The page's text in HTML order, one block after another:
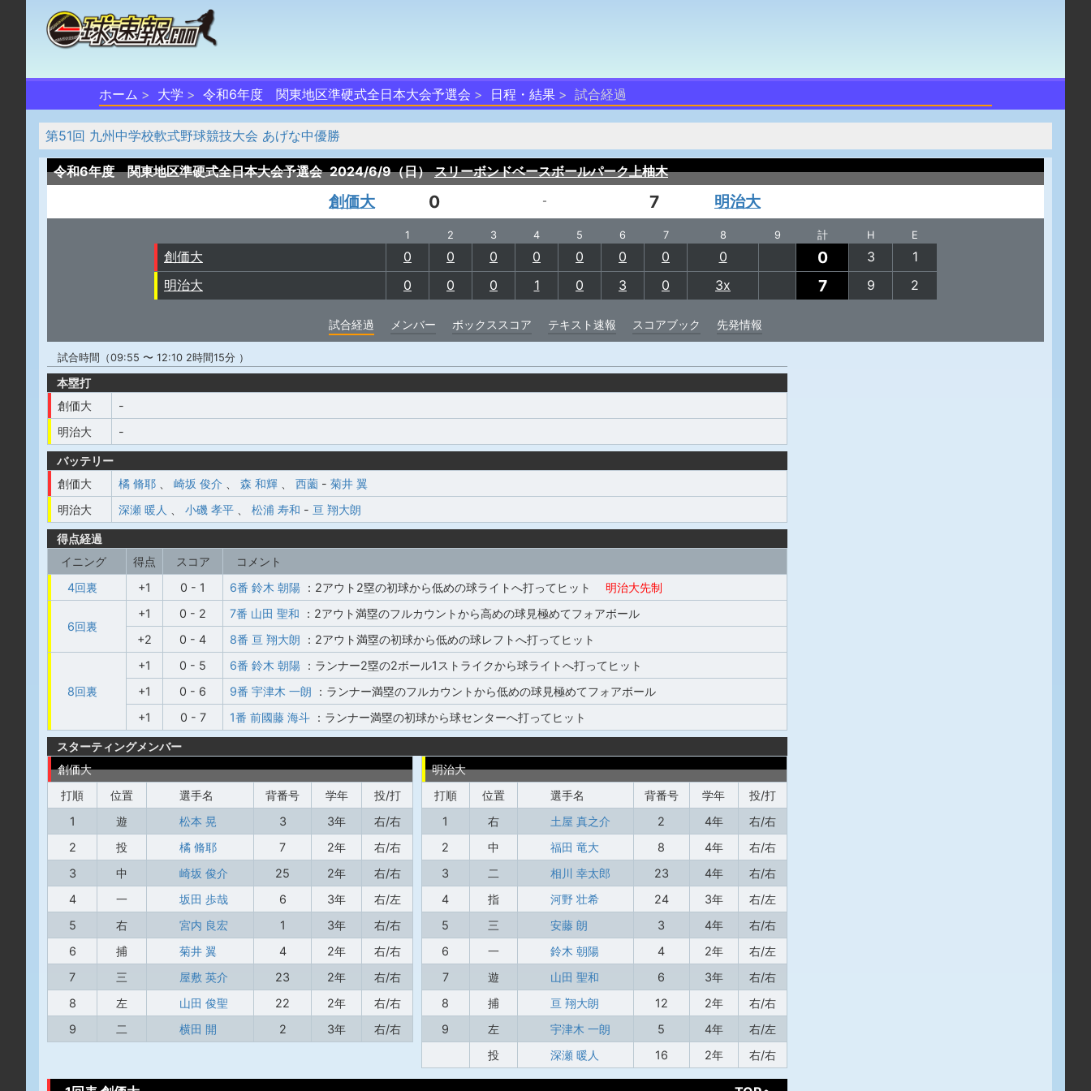
ホーム 大学 令和6年度 関東地区準硬式全日本大会予選会 日程・結果 試合経過
第51回 九州中学校軟式野球競技大会 あげな中優勝
令和6年度 関東地区準硬式全日本大会予選会 2024/6/9（日） スリーボンドベースボールパーク上柚木
創価大 0 - 7 明治大
1 2 3 4 5 6 7 8 9 計 H E
創価大 0 0 0 0 0 0 0 0 0 3
1
明治大
0 0 0 1 0 3 0 3x 7 9 2
試合経過 メンバー ボックススコア テキスト速報 スコアブック 先発情報
試合時間（09:55 〜 12:10 2時間15分 ）
本塁打
創価大
-
明治大
-
バッテリー
創価大
橘 脩耶 崎坂 俊介 森 和輝 西薗 - 菊井 翼
明治大
深瀬 暖人 小磯 孝平 松浦 寿和 - 亘 翔大朗
得点経過
イニング
得点 スコア
コメント
4回裏
+1 0 - 1 6番 鈴木 朝陽 ：2アウト2塁の初球から低めの球ライトへ打ってヒット 明治大先制
6回裏
+1 0 - 2 7番 山田 聖和 ：2アウト満塁のフルカウントから高めの球見極めてフォアボール
+2
0 - 4 8番 亘 翔大朗 ：2アウト満塁の初球から低めの球レフトへ打ってヒット
8回裏
+1 0 - 5 6番 鈴木 朝陽 ：ランナー2塁の2ボール1ストライクから球ライトへ打ってヒット
+1
0 - 6 9番 宇津木 一朗 ：ランナー満塁のフルカウントから低めの球見極めてフォアボール
+1
0 - 7 1番 前國藤 海斗 ：ランナー満塁の初球から球センターへ打ってヒット
スターティングメンバー
創価大
打順
位置 選手名 背番号 学年
投/打
1
遊 松本 晃 3 3年
右/右
2
投 橘 脩耶 7 2年
右/右
3
中 崎坂 俊介 25 2年
右/右
4
一 坂田 歩哉 6 3年
右/左
5
右 宮内 良宏 1 3年
右/右
6
捕 菊井 翼 4 2年
右/右
7
三 屋敷 英介 23 2年
右/右
8
左 山田 俊聖 22 2年
右/右
9
二 横田 開 2 3年 右/右
明治大
打順
位置 選手名 背番号 学年
投/打
1
右 土屋 真之介 2 4年
右/右
2
中 福田 竜大 8 4年
右/右
3
二 相川 幸太郎 23 4年
右/右
4
指 河野 壮希 24 3年
右/左
5
三 安藤 朗 3 4年
右/右
6
一 鈴木 朝陽 4 2年
右/左
7
遊 山田 聖和 6 3年
右/右
8
捕 亘 翔大朗 12 2年
右/右
9
左 宇津木 一朗 5 4年
右/左
投
深瀬 暖人 16 2年 右/右